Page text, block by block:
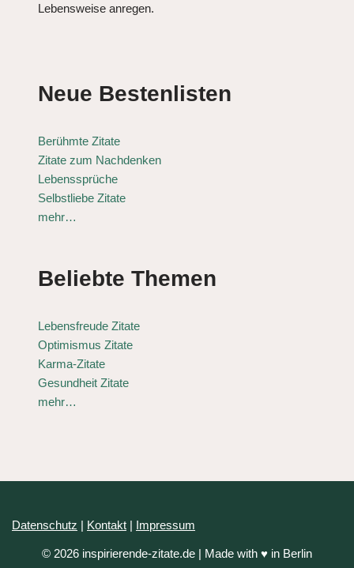
Lebensweise anregen.
Neue Bestenlisten
Berühmte Zitate
Zitate zum Nachdenken
Lebenssprüche
Selbstliebe Zitate
mehr…
Beliebte Themen
Lebensfreude Zitate
Optimismus Zitate
Karma-Zitate
Gesundheit Zitate
mehr…
Datenschutz | Kontakt | Impressum
© 2026 inspirierende-zitate.de | Made with ♥ in Berlin